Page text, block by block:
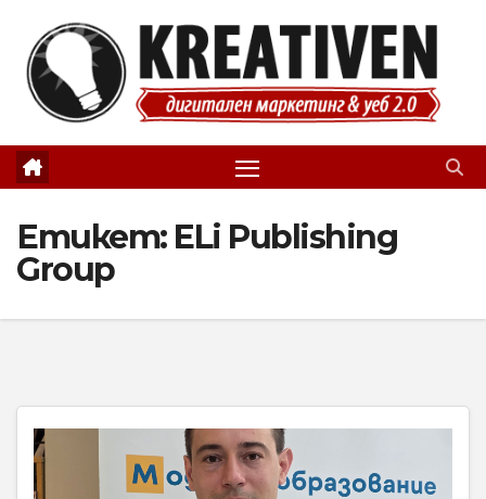
content
Етикет: ELi Publishing
Group